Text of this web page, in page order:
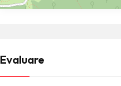
Evaluare